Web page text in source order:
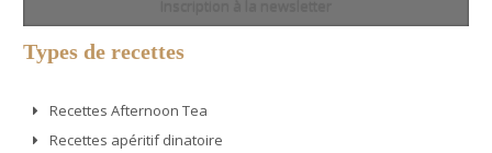
Types de recettes
Recettes Afternoon Tea
Recettes apéritif dinatoire